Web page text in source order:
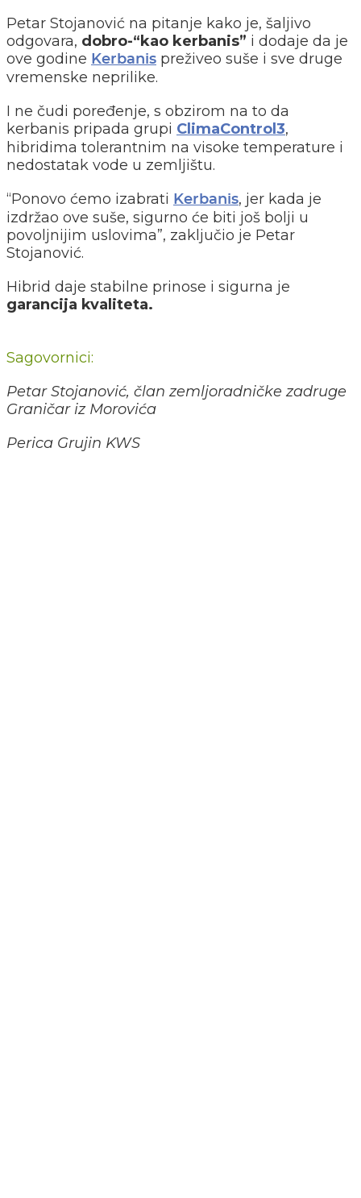
Petar Stojanović na pitanje kako je, šaljivo
odgovara, dobro-“kao kerbanis” i dodaje da je
ove godine Kerbanis preživeo suše i sve druge
vremenske neprilike.
I ne čudi poređenje, s obzirom na to da
kerbanis pripada grupi ClimaControl3,
hibridima tolerantnim na visoke temperature i
nedostatak vode u zemljištu.
“Ponovo ćemo izabrati
Kerbanis, jer kada je
izdržao ove suše, sigurno će biti još bolji u
povoljnijim uslovima”, zaključio je Petar
Stojanović.
Hibrid daje stabilne prinose i sigurna je
garancija kvaliteta.
Sagovornici:
Petar Stojanović, član zemljoradničke zadruge
Graničar iz Morovića
Perica Grujin KWS